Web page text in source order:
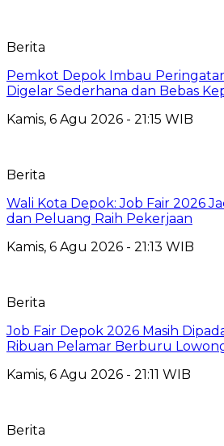
Berita
Pemkot Depok Imbau
Digelar Sederhana dan Bebas
Kamis, 6 Agu 2026 - 21:15 WIB
Berita
Wali Kota Depok: Job Fair 2026
dan Peluang Raih Pekerjaan
Kamis, 6 Agu 2026 - 21:13 WIB
Berita
Job Fair Depok 2026 Masih
Ribuan Pelamar Berburu
Kamis, 6 Agu 2026 - 21:11 WIB
Berita